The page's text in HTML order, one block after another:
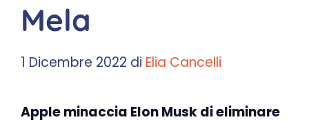
Mela
1 Dicembre 2022 di Elia Cancelli
Apple minaccia Elon Musk di eliminare